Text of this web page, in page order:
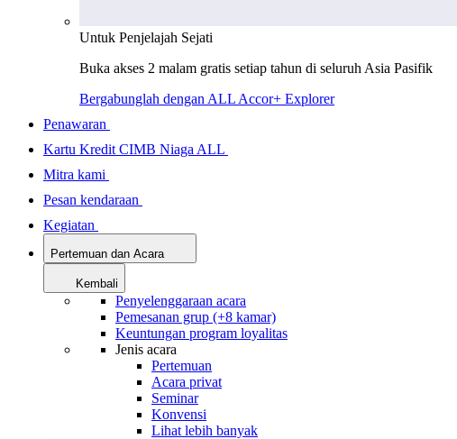
Untuk Penjelajah Sejati
Buka akses 2 malam gratis setiap tahun di seluruh Asia Pasifik
Bergabunglah dengan ALL Accor+ Explorer
Penawaran
Kartu Kredit CIMB Niaga ALL
Mitra kami
Pesan kendaraan
Kegiatan
Pertemuan dan Acara
Kembali
Penyelenggaraan acara
Pemesanan grup (+8 kamar)
Keuntungan program loyalitas
Jenis acara
Pertemuan
Acara privat
Seminar
Konvensi
Lihat lebih banyak